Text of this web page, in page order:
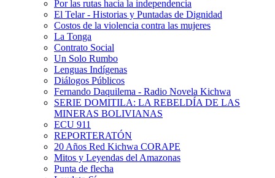
Por las rutas hacia la independencia
El Telar - Historias y Puntadas de Dignidad
Costos de la violencia contra las mujeres
La Tonga
Contrato Social
Un Solo Rumbo
Lenguas Indígenas
Diálogos Públicos
Fernando Daquilema - Radio Novela Kichwa
SERIE DOMITILA: LA REBELDÍA DE LAS
MINERAS BOLIVIANAS
ECU 911
REPORTERATÓN
20 Años Red Kichwa CORAPE
Mitos y Leyendas del Amazonas
Punta de flecha